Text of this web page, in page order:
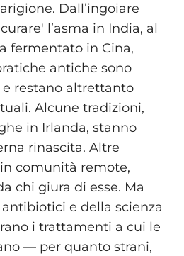
Dall’ingoiare
l’asma in India, al
fermentato in Cina,
antiche sono
restano altrettanto
Alcune tradizioni,
in Irlanda, stanno
rinascita. Altre
comunità remote,
chi giura di esse. Ma
e della scienza
i trattamenti a cui le
— per quanto strani,